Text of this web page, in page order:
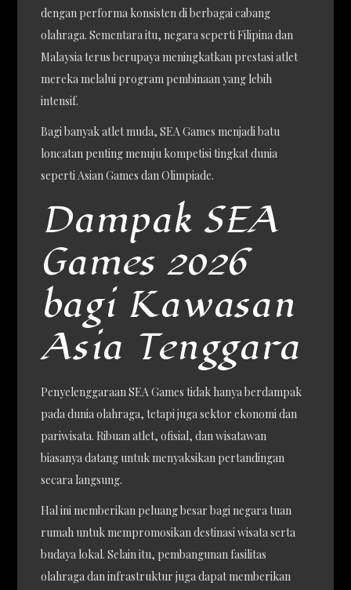
dengan performa konsisten di berbagai cabang
olahraga. Sementara itu, negara seperti Filipina dan
Malaysia terus berupaya meningkatkan prestasi atlet
mereka melalui program pembinaan yang lebih
intensif.
Bagi banyak atlet muda, SEA Games menjadi batu
loncatan penting menuju kompetisi tingkat dunia
seperti Asian Games dan Olimpiade.
Dampak SEA
Games 2026
bagi Kawasan
Asia Tenggara
Penyelenggaraan SEA Games tidak hanya berdampak
pada dunia olahraga, tetapi juga sektor ekonomi dan
pariwisata. Ribuan atlet, ofisial, dan wisatawan
biasanya datang untuk menyaksikan pertandingan
secara langsung.
Hal ini memberikan peluang besar bagi negara tuan
rumah untuk mempromosikan destinasi wisata serta
budaya lokal. Selain itu, pembangunan fasilitas
olahraga dan infrastruktur juga dapat memberikan